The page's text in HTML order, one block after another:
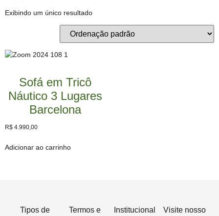
Exibindo um único resultado
Sofá em Tricô
Náutico 3 Lugares
Barcelona
R$ 4.990,00
Adicionar ao carrinho
Tipos de
Termos e
Institucional
Visite nosso